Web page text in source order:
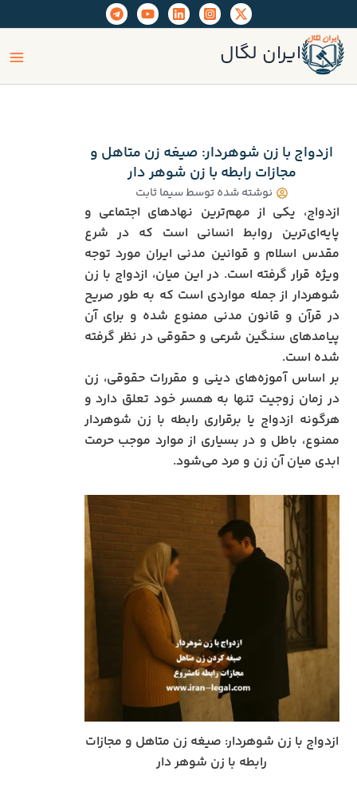
به
محتوا
ایران لگال
ازدواج با زن شوهردار: صیغه زن متاهل و
مجازات رابطه با زن شوهر دار
نوشته شده توسطسیما ثابت
ازدواج، یکی از مهم‌ترین نهادهای اجتماعی و
پایه‌ای‌ترین روابط انسانی است که در شرع
مقدس اسلام و قوانین مدنی ایران مورد توجه
ویژه قرار گرفته است. در این میان، ازدواج با زن
شوهردار از جمله مواردی است که به طور صریح
در قرآن و قانون مدنی ممنوع شده و برای آن
پیامدهای سنگین شرعی و حقوقی در نظر گرفته
شده است.
بر اساس آموزه‌های دینی و مقررات حقوقی، زن
در زمان زوجیت تنها به همسر خود تعلق دارد و
هرگونه ازدواج یا برقراری رابطه با زن شوهردار
ممنوع، باطل و در بسیاری از موارد موجب حرمت
ابدی میان آن زن و مرد می‌شود.
ازدواج با زن شوهردار: صیغه زن متاهل و مجازات
رابطه با زن شوهر دار